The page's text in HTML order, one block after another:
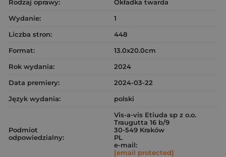
Rodzaj oprawy:
Okładka twarda
Wydanie:
1
Liczba stron:
448
Format:
13.0x20.0cm
Rok wydania:
2024
Data premiery:
2024-03-22
Język wydania:
polski
Podmiot
odpowiedzialny:
Vis-a-vis Etiuda sp z o.o.
Traugutta 16 b/9
30-549 Kraków
PL
e-mail:
[email protected]